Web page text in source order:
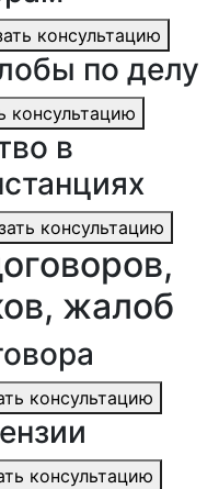
консультацию
по делу
консультацию
в
консультацию
жалоб
консультацию
консультацию